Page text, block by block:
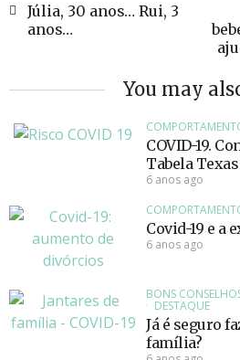
Júlia, 30 anos… Rui, 3
anos…
You may
COVID-19.
Tabela
6 anos ago
Covid-19 e a
6 anos ago
BONS
DESTAQUE
Já é seguro
família?